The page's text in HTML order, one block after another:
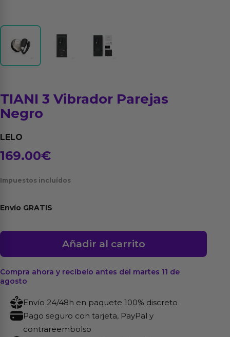
TIANI 3 Vibrador Parejas
Negro
LELO
169.00€
Impuestos incluídos
Envío GRATIS
TIANI
Parejas
cantidad
Añadir al carrito
Compra ahora y recíbelo antes del martes 11 de
agosto
Envío 24/48h en paquete 100% discreto
Pago seguro con tarjeta, PayPal y
contrareembolso